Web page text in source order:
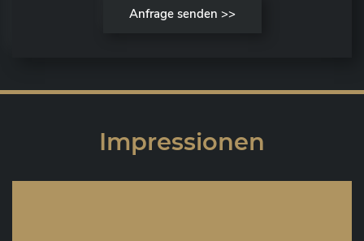
Anfrage senden >>
Impressionen